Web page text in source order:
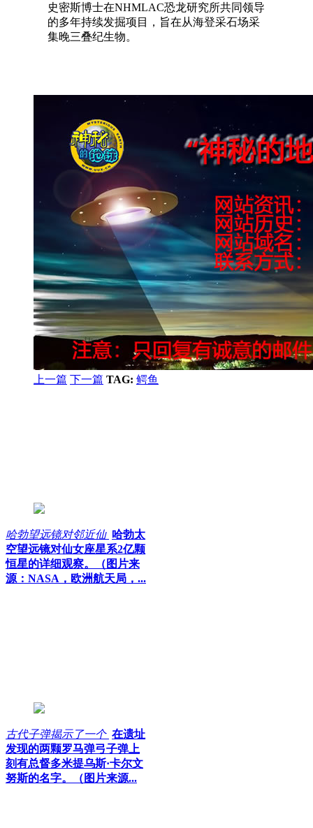
史密斯博士在NHMLAC恐龙研究所共同领导
的多年持续发掘项目，旨在从海登采石场采
集晚三叠纪生物。
上一篇 下一篇 TAG: 鳄鱼
哈勃望远镜对邻近仙 哈勃太
空望远镜对仙女座星系2亿颗
恒星的详细观察。（图片来
源：NASA，欧洲航天局，...
古代子弹揭示了一个 在遗址
发现的两颗罗马弹弓子弹上
刻有总督多米提乌斯·卡尔文
努斯的名字。（图片来源...